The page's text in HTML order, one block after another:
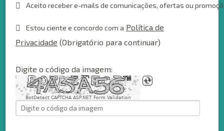
Aceito receber e-mails de comunicações, ofertas ou
Estou ciente e concordo com a Política de
Privacidade (Obrigatório para continuar)
Digite o código da imagem:
BotDetect CAPTCHA ASP.NET Form Validation